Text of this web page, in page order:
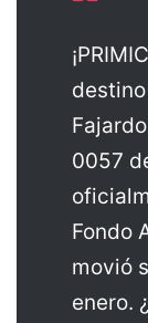
0057
Fondo
movió
enero.